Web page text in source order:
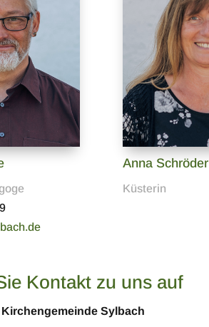
Anna Schröder
Küsterin
Kontakt zu uns auf
Sylbach